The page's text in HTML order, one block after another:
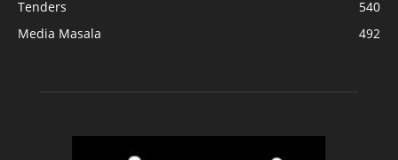
Tenders
540
Media Masala
492